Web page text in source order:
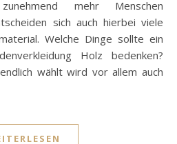
mehr Menschen
sich auch hierbei viele
Welche Dinge sollte ein
Holz bedenken?
wählt wird vor allem auch